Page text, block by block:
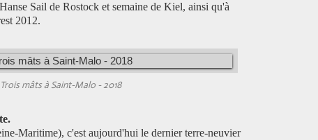
Sail de Rostock et semaine de Kiel, ainsi qu'à
2012.
mâts à Saint-Malo - 2018
Maritime), c'est aujourd'hui le dernier terre-neuvier